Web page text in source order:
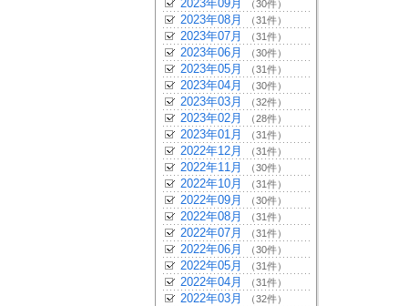
2023年09月 （30件）
2023年08月 （31件）
2023年07月 （31件）
2023年06月 （30件）
2023年05月 （31件）
2023年04月 （30件）
2023年03月 （32件）
2023年02月 （28件）
2023年01月 （31件）
2022年12月 （31件）
2022年11月 （30件）
2022年10月 （31件）
2022年09月 （30件）
2022年08月 （31件）
2022年07月 （31件）
2022年06月 （30件）
2022年05月 （31件）
2022年04月 （31件）
2022年03月 （32件）